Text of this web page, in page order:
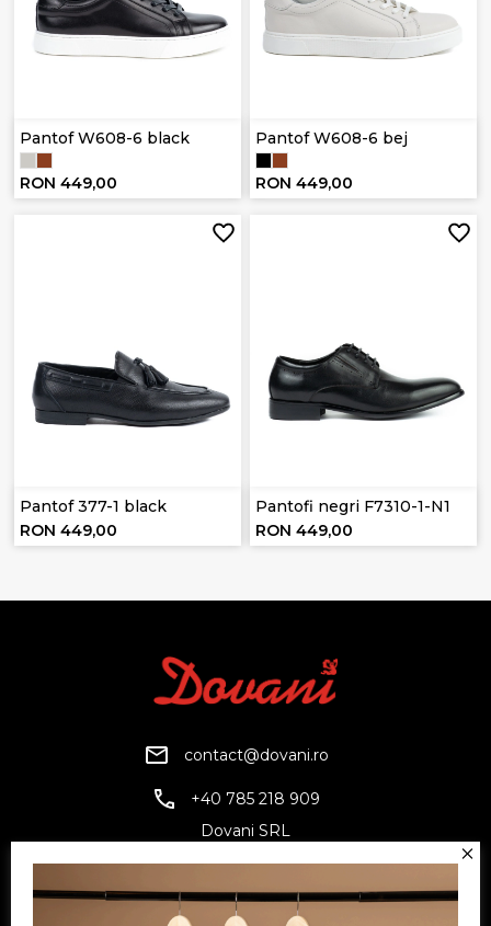
Pantof W608-6 black
RON 449,00
Pantof W608-6 bej
RON 449,00
Pantof 377-1 black
RON 449,00
Pantofi negri F7310-1-N1
RON 449,00
contact@dovani.ro
+40 785 218 909
Dovani SRL
Reg. Com.: J07/1134/1994